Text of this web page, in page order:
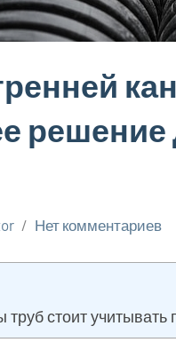
решение
Нет комментариев
стоит учитывать